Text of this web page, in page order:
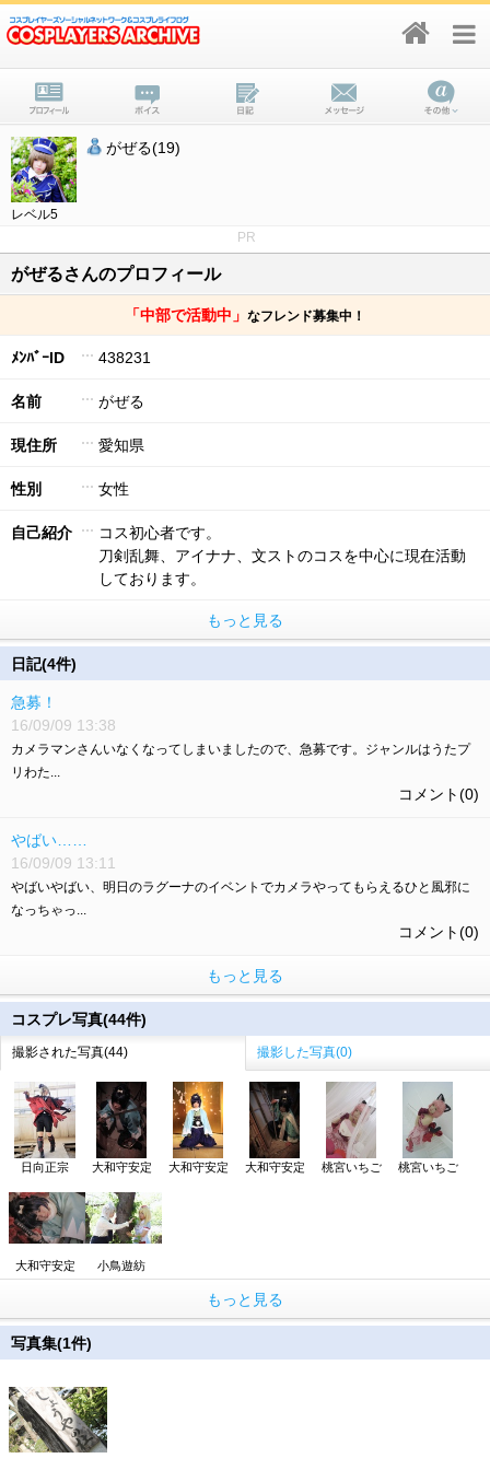
レベル5
がぜる(19)
PR
がぜるさんのプロフィール
「中部で活動中」 なフレンド募集中！
ﾒﾝﾊﾞｰID 438231
名前 がぜる
現住所 愛知県
性別 女性
自己紹介
コス初心者です。
刀剣乱舞、アイナナ、文ストのコスを中心に現在活動
しております。
もっと見る
日記(4件)
急募！
16/09/09 13:38
カメラマンさんいなくなってしまいましたので、急募です。ジャンルはうたプ
リわた...
コメント(0)
やばい……
16/09/09 13:11
やばいやばい、明日のラグーナのイベントでカメラやってもらえるひと風邪に
なっちゃっ...
コメント(0)
もっと見る
コスプレ写真(44件)
撮影された写真(44) 撮影した写真(0)
日向正宗 大和守安定 大和守安定 大和守安定 桃宮いちご 桃宮いちご
大和守安定 小鳥遊紡
もっと見る
写真集(1件)